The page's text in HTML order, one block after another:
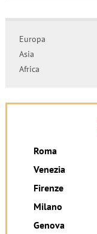
Europa
Asia
Africa
Roma
Venezia
Firenze
Milano
Genova